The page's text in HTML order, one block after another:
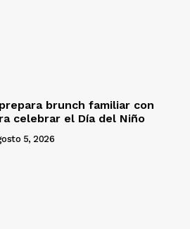
brunch familiar con
celebrar el Día del Niño
5, 2026